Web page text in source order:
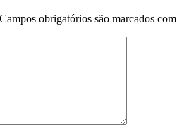
Campos obrigatórios são marcados com